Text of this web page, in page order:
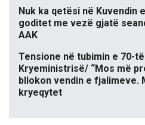
Nuk ka qetësi në Kuvendin
goditet me vezë gjatë
AAK
Tensione në tubimin e 70-
Kryeministrisë/ “Mos më
bllokon vendin e fjalimeve.
kryeqytet